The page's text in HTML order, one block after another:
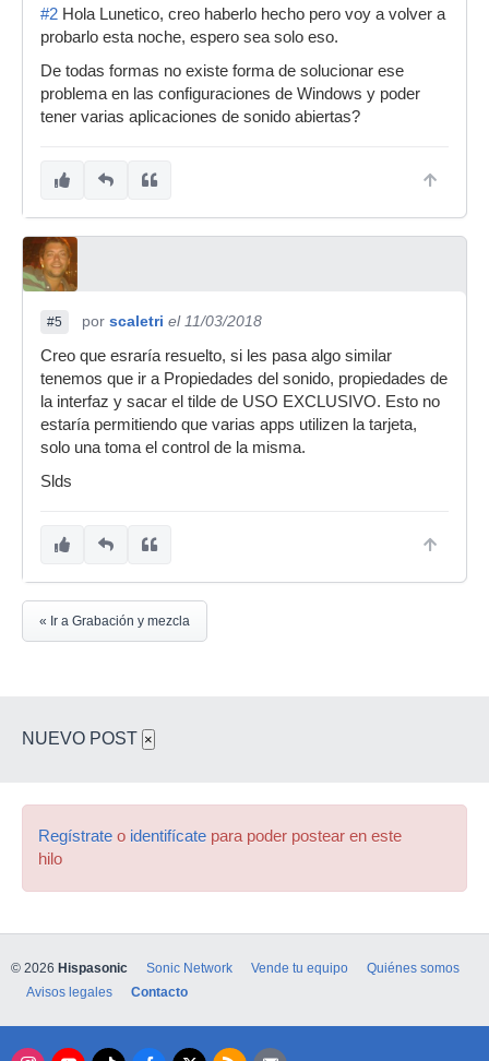
#2 Hola Lunetico, creo haberlo hecho pero voy a volver a
probarlo esta noche, espero sea solo eso.
De todas formas no existe forma de solucionar ese
problema en las configuraciones de Windows y poder
tener varias aplicaciones de sonido abiertas?
#5 por scaletri el 11/03/2018
Creo que esraría resuelto, si les pasa algo similar
tenemos que ir a Propiedades del sonido, propiedades de
la interfaz y sacar el tilde de USO EXCLUSIVO. Esto no
estaría permitiendo que varias apps utilizen la tarjeta,
solo una toma el control de la misma.
Slds
« Ir a Grabación y mezcla
NUEVO POST ×
Regístrate o identifícate para poder postear en este
hilo
© 2026 Hispasonic Sonic Network Vende tu equipo
Quiénes somos
Avisos legales
Contacto